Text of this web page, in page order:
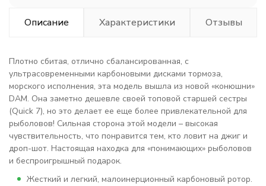
Описание Характеристики Отзывы
Плотно сбитая, отлично сбалансированная, с
ультрасовременными карбоновыми дисками тормоза,
морского исполнения, эта модель вышла из новой «конюшни»
DAM. Она заметно дешевле своей топовой старшей сестры
(Quick 7), но это делает ее еще более привлекательной для
рыболовов! Сильная сторона этой модели – высокая
чувствительность, что понравится тем, кто ловит на джиг и
дроп-шот. Настоящая находка для «понимающих» рыболовов
и беспроигрышный подарок.
Жесткий и легкий, малоинерционный карбоновый ротор.